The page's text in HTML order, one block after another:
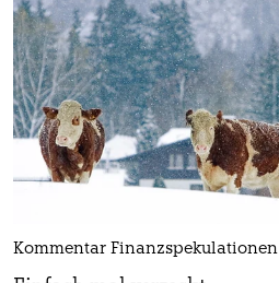
Kommentar Finanzspekulationen